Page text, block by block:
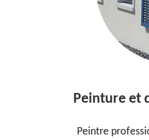
Peinture et
Peintre